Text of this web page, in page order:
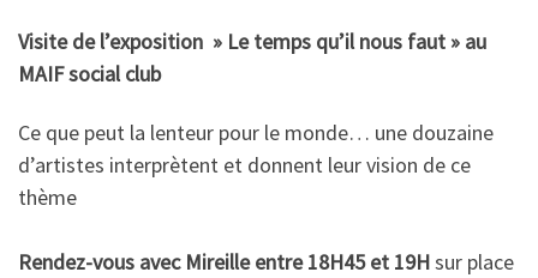
Visite de l’exposition » Le temps qu’il nous faut » au
MAIF social club
Ce que peut la lenteur pour le monde… une douzaine
d’artistes interprètent et donnent leur vision de ce
thème
Rendez-vous avec Mireille entre 18H45 et 19Hsur place